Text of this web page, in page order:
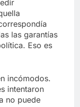
las garantías
Eso es
incómodos.
intentaron
no puede